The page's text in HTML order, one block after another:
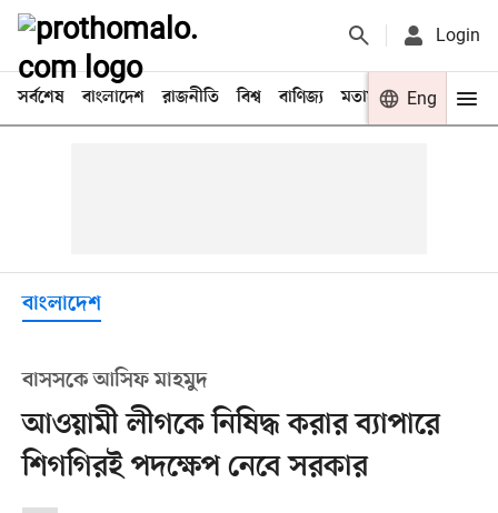
Login
সর্বশেষ বাংলাদেশ রাজনীতি বিশ্ব বাণিজ্য মতামত খেলা
Eng
বাংলাদেশ
বাসসকে আসিফ মাহমুদ
আওয়ামী লীগকে নিষিদ্ধ করার ব্যাপারে
শিগগিরই পদক্ষেপ নেবে সরকার